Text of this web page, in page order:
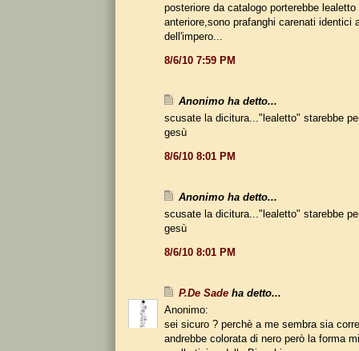
posteriore da catalogo porterebbe
anteriore,sono prafanghi carenati identici
dell'impero...
8/6/10 7:59 PM
Anonimo ha detto...
scusate la dicitura..."lealetto" starebbe
gesù
8/6/10 8:01 PM
Anonimo ha detto...
scusate la dicitura..."lealetto" starebbe
gesù
8/6/10 8:01 PM
P.De Sade ha detto...
Anonimo:
sei sicuro ? perchè a me sembra sia
andrebbe colorata di nero però la forma